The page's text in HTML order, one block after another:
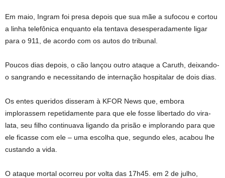
Em maio, Ingram foi presa depois que sua mãe a sufocou e cortou
a linha telefônica enquanto ela tentava desesperadamente ligar
para o 911, de acordo com os autos do tribunal.
Poucos dias depois, o cão lançou outro ataque a Caruth, deixando-
o sangrando e necessitando de internação hospitalar de dois dias.
Os entes queridos disseram à KFOR News que, embora
implorassem repetidamente para que ele fosse libertado do vira-
lata, seu filho continuava ligando da prisão e implorando para que
ele ficasse com ele – uma escolha que, segundo eles, acabou lhe
custando a vida.
O ataque mortal ocorreu por volta das 17h45. em 2 de julho,